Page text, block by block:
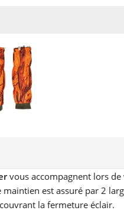
vous accompagnent lors de
est assuré par 2
la fermeture éclair.